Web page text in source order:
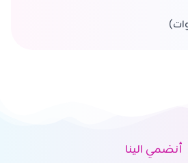
أنضمي الينا